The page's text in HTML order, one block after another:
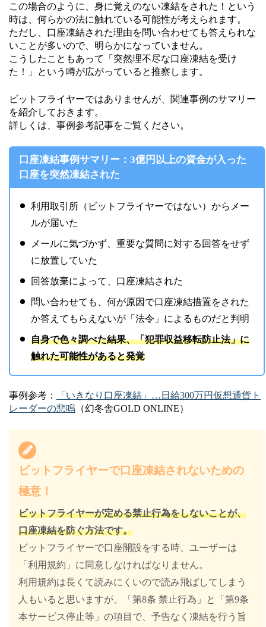
この場合のように、身に覚えのない凍結をされた！という
時は、何らかの法に触れている可能性が考えられます。
ただし、口座凍結された理由を問い合わせても答えられな
いことが多いので、明らかになっていません。
こうしたこともあって「突然理不尽な口座凍結を受け
た！」という噂が広がっていると推察します。
ビットフライヤーではありませんが、関連事例のサマリー
を紹介しておきます。
詳しくは、事例参考記事をご覧ください。
口座凍結事例サマリー：3億円以上の資金が入った
口座を突然凍結された
利用取引所（ビットフライヤーではない）からメー
ルが届いた
メールに気づかず、重要な質問に対する回答をせず
に放置していた
回答放棄によって、口座凍結された
問い合わせても、何が原因で口座凍結措置をされた
か答えてもらえないが「法令」によるものだと判明
自身で色々調べた結果、「犯罪収益移転防止法」に
触れた可能性があると発覚
事例参考：
「いきなり口座凍結」…日給300万円仮想通貨ト
レーダーの悲鳴 （幻冬舎GOLD ONLINE）
ビットフライヤーで口座凍結されないための
極意！
ビットフライヤーが定める禁止行為をしないことが、
口座凍結を防ぐ方法です。
ビットフライヤーで口座開設をする時、ユーザーは
「利用規約」に同意しなければなりません。
利用規約は長くて読みにくいので読み飛ばしてしまう
人もいると思いますが、「第8条 禁止行為」と「第9条
本サービス停止等」の項目で、予告なく凍結を行う旨